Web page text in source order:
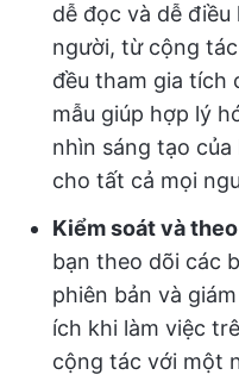
dễ đọc và dễ
người, từ cộng
đều tham gia tích
mẫu giúp hợp lý
nhìn sáng tạo
cho tất cả mọi
Kiểm soát và
bạn theo dõi các
phiên bản và
ích khi làm việc
cộng tác với một